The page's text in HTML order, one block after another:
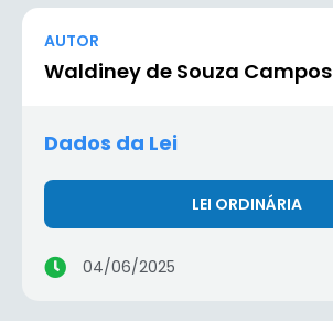
AUTOR
Waldiney de Souza Campos
Dados da Lei
LEI ORDINÁRIA
04/06/2025